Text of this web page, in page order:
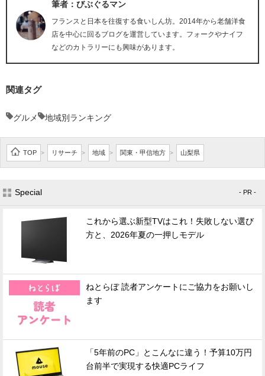
筆者：びぶぐるマン
フランスと日本を往復する食いしん坊。2014年から老舗洋食
店を中心に回るブログを運営しています。フォークやナイフ
などのカトラリーにも興味があります。
関連タグ
グルメ 地域別ランキング
TOP > リサーチ > 地域 > 関東・甲信地方 > 山梨県
Special - PR -
これから選ぶ新型TVはこれ！失敗しない選び
方と、2026年夏の一押しモデル
ねとらぼ 読者アンケートにご協力をお願いし
ます
「5年前のPC」とこんなに違う！予算10万円
台前半で実現する快適PCライフ